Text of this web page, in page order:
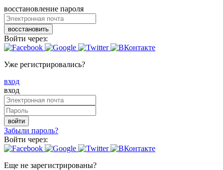
восстановление пароля
восстановить
Войти через:
Уже регистрировались?
вход
вход
войти
Забыли пароль?
Войти через:
Еще не зарегистрированы?